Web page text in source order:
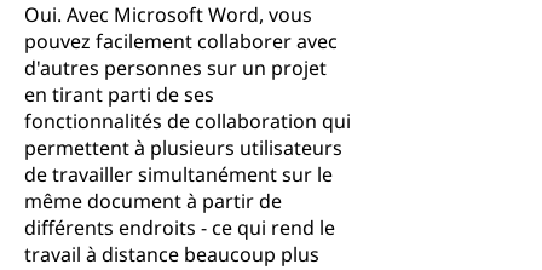
Oui. Avec Microsoft Word, vous
pouvez facilement collaborer avec
d'autres personnes sur un projet
en tirant parti de ses
fonctionnalités de collaboration qui
permettent à plusieurs utilisateurs
de travailler simultanément sur le
même document à partir de
différents endroits - ce qui rend le
travail à distance beaucoup plus